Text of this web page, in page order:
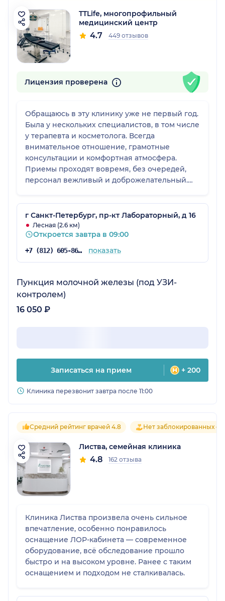
TTLife, многопрофильный
медицинский центр
4.7 449 отзывов
Лицензия проверена
Обращаюсь в эту клинику уже не первый год.
Была у нескольких специалистов, в том числе
у терапевта и косметолога. Всегда
внимательное отношение, грамотные
консультации и комфортная атмосфера.
Приемы проходят вовремя, без очередей,
персонал вежливый и доброжелательный.
г Санкт-Петербург, пр-кт Лабораторный, д 16
Лесная (2.6 км)
Откроется завтра в 09:00
+7 (812) 605-86-34 показать
Пункция молочной железы (под УЗИ-
контролем)
16 050 ₽
Записаться на прием + 200
Клиника перезвонит завтра после 11:00
Средний рейтинг врачей 4.8 Нет заблокированных
Листва, семейная клиника
4.8 162 отзыва
Клиника Листва произвела очень сильное
впечатление, особенно понравилось
оснащение ЛОР-кабинета — современное
оборудование, всё обследование прошло
быстро и на высоком уровне. Ранее с таким
оснащением и подходом не сталкивалась.